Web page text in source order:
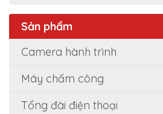
Sản phẩm
Camera hành trình
Máy chấm công
Tổng đài điện thoại